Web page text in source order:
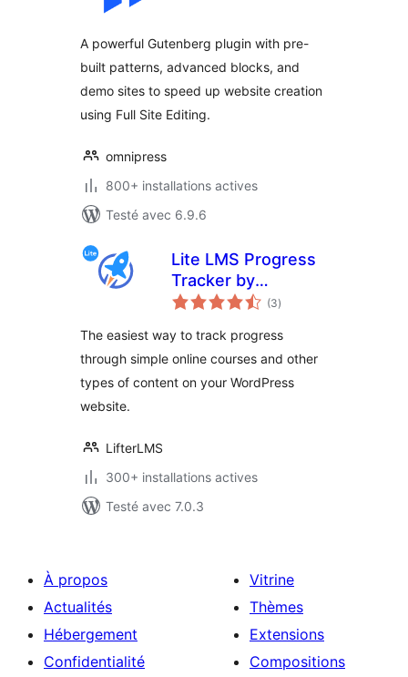
A powerful Gutenberg plugin with pre-
built patterns, advanced blocks, and
demo sites to speed up website creation
using Full Site Editing.
omnipress
800+ installations actives
Testé avec 6.9.6
Lite LMS Progress
Tracker by
LifterLMS – Simple
Membership Site
and Content
Progress Tracking
(3notes
en
)
The easiest way to track progress
through simple online courses and other
types of content on your WordPress
website.
LifterLMS
300+ installations actives
Testé avec 7.0.3
À propos
Actualités
Hébergement
Confidentialité
Vitrine
Thèmes
Extensions
Compositions